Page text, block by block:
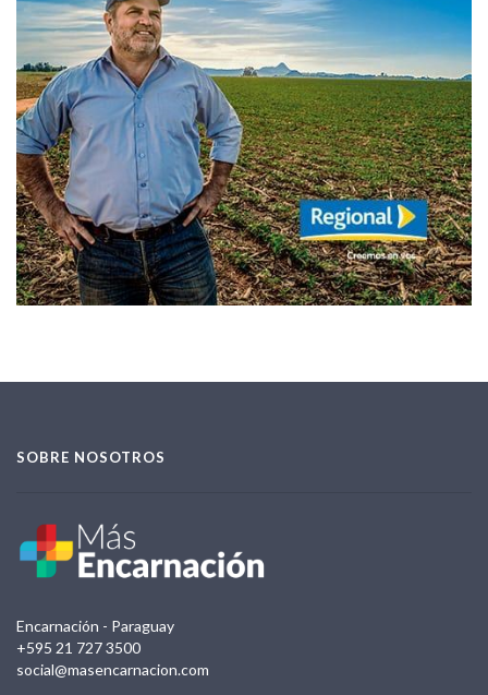
SOBRE NOSOTROS
Encarnación - Paraguay
+595 21 727 3500
social@masencarnacion.com